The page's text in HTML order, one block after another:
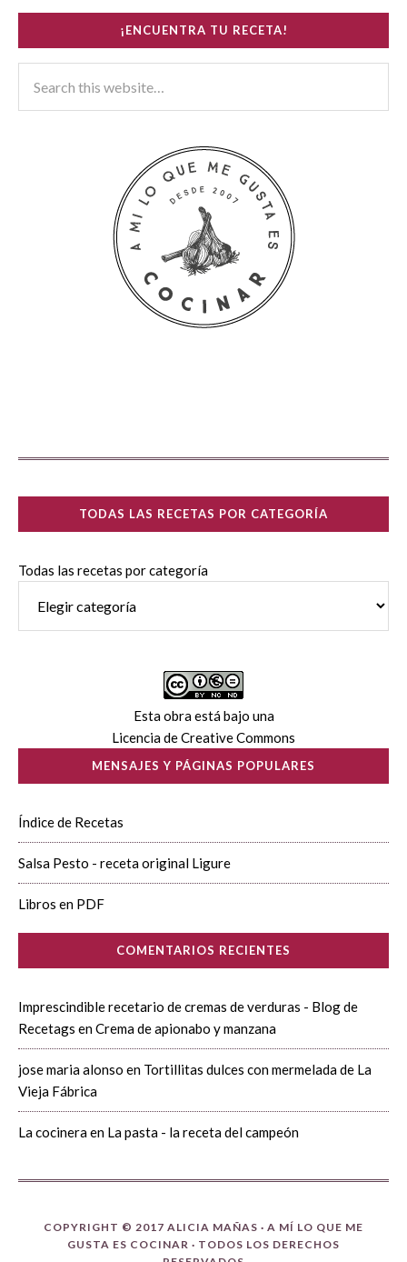
¡ENCUENTRA TU RECETA!
TODAS LAS RECETAS POR CATEGORÍA
Todas las recetas por categoría
Esta obra está bajo una
Licencia de Creative Commons
MENSAJES Y PÁGINAS POPULARES
Índice de Recetas
Salsa Pesto - receta original Ligure
Libros en PDF
COMENTARIOS RECIENTES
Imprescindible recetario de cremas de verduras - Blog de
Recetags enCrema de apionabo y manzana
jose maria alonso en Tortillitas dulces con mermelada de La
Vieja Fábrica
La cocineraen La pasta - la receta del campeón
COPYRIGHT © 2017 ALICIA MAÑAS · A MÍ LO QUE ME
GUSTA ES COCINAR · TODOS LOS DERECHOS